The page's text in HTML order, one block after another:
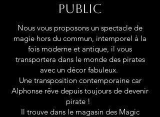
public
Nous vous proposons un spectacle de
magie hors du commun, intemporel à la
fois moderne et antique, il vous
transportera dans le monde des pirates
avec un décor fabuleux.
Une transposition contemporaine car
Alphonse rêve depuis toujours de devenir
pirate !
Il trouve dans le magasin des Magic